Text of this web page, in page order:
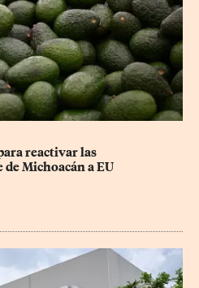
reactivar las
Michoacán a EU